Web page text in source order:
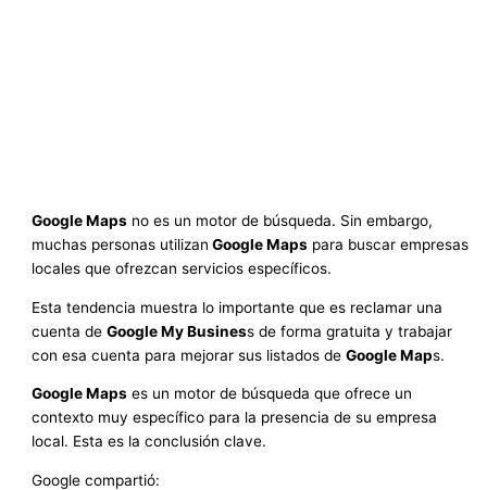
Google Maps no es un motor de búsqueda. Sin embargo,
muchas personas utilizan Google Maps para buscar empresas
locales que ofrezcan servicios específicos.
Esta tendencia muestra lo importante que es reclamar una
cuenta deGoogle My Business de forma gratuita y trabajar
con esa cuenta para mejorar sus listados deGoogle Maps.
Google Maps es un motor de búsqueda que ofrece un
contexto muy específico para la presencia de su empresa
local. Esta es la conclusión clave.
Google compartió: